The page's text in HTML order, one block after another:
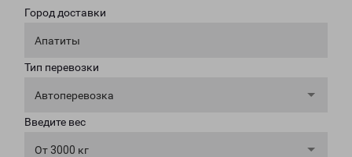
Город доставки
Апатиты
Тип перевозки
Автоперевозка
Введите вес
От 3000 кг